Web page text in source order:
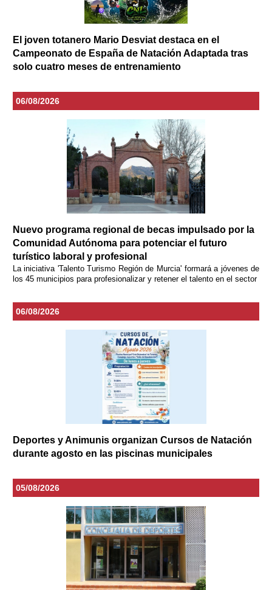
El joven totanero Mario Desviat destaca en el
Campeonato de España de Natación Adaptada tras
solo cuatro meses de entrenamiento
06/08/2026
Nuevo programa regional de becas impulsado por la
Comunidad Autónoma para potenciar el futuro
turístico laboral y profesional
La iniciativa 'Talento Turismo Región de Murcia' formará a jóvenes de
los 45 municipios para profesionalizar y retener el talento en el sector
06/08/2026
Deportes y Animunis organizan Cursos de Natación
durante agosto en las piscinas municipales
05/08/2026